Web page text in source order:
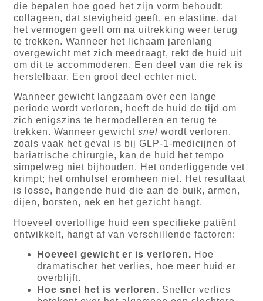
die bepalen hoe goed het zijn vorm behoudt:
collageen, dat stevigheid geeft, en elastine, dat
het vermogen geeft om na uitrekking weer terug
te trekken. Wanneer het lichaam jarenlang
overgewicht met zich meedraagt, rekt de huid uit
om dit te accommoderen. Een deel van die rek is
herstelbaar. Een groot deel echter niet.
Wanneer gewicht langzaam over een lange
periode wordt verloren, heeft de huid de tijd om
zich enigszins te hermodelleren en terug te
trekken. Wanneer gewichtsnel wordt verloren,
zoals vaak het geval is bij GLP-1-medicijnen of
bariatrische chirurgie, kan de huid het tempo
simpelweg niet bijhouden. Het onderliggende vet
krimpt; het omhulsel eromheen niet. Het resultaat
is losse, hangende huid die aan de buik, armen,
dijen, borsten, nek en het gezicht hangt.
Hoeveel overtollige huid een specifieke patiënt
ontwikkelt, hangt af van verschillende factoren:
Hoeveel gewicht er is verloren. Hoe
dramatischer het verlies, hoe meer huid er
overblijft.
Hoe snel het is verloren. Sneller verlies